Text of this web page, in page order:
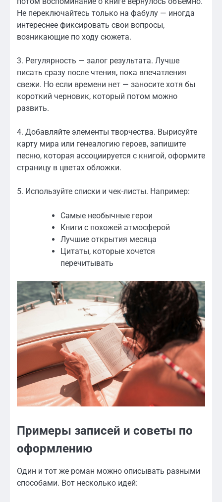
Не переключайтесь только на фабулу — иногда
интереснее фиксировать свои вопросы,
возникающие по ходу сюжета.
3. Регулярность — залог результата. Лучше
писать сразу после чтения, пока впечатления
свежи. Но если времени нет — заносите хотя бы
короткий черновик, который потом можно
развить.
4. Добавляйте элементы творчества. Вырисуйте
карту мира или генеалогию героев, запишите
песню, которая ассоциируется с книгой, оформите
страницу в цветах обложки.
5. Используйте списки и чек-листы. Например:
Самые необычные герои
Книги с похожей атмосферой
Лучшие открытия месяца
Цитаты, которые хочется
перечитывать
Примеры записей и советы по
оформлению
Один и тот же роман можно описывать разными
способами. Вот несколько идей: